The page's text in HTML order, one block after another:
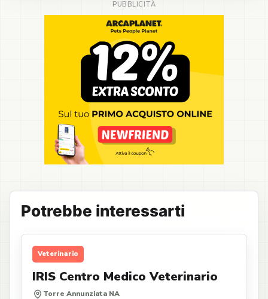
Potrebbe interessarti
Veterinario
IRIS Centro Medico Veterinario
Torre Annunziata NA